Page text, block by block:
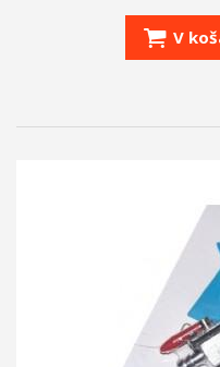
V